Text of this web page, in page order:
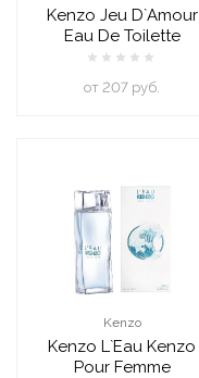
Kenzo Jeu D`Amour
Eau De Toilette
oт 207 руб.
Kenzo
Kenzo L`Eau Kenzo
Pour Femme